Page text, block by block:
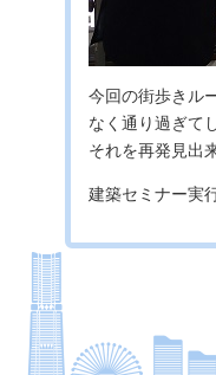
今回の街歩きル
なく通り過ぎて
それを再発見出
建築セミナー